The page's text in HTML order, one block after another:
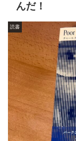
んだ！
読書